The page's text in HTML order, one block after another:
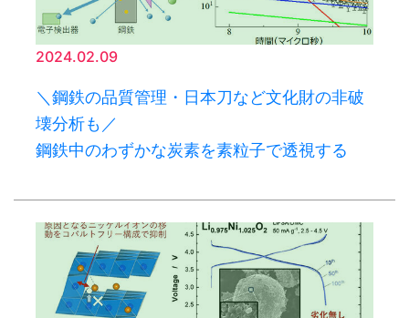
2024.02.09
＼鋼鉄の品質管理・日本刀など文化財の非破
壊分析も／
鋼鉄中のわずかな炭素を素粒子で透視する